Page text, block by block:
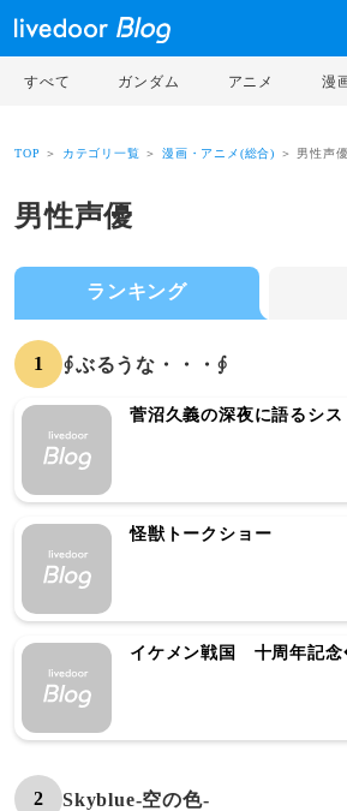
すべて ガンダム アニメ 漫
TOP ＞ カテゴリ一覧 ＞漫画・アニメ(総合) ＞ 男性声優
男性声優
ランキング
1 ∮ぶるうな・・・∮
菅沼久義の深夜に語るシス
怪獣トークショー
イケメン戦国 十周年記
2 Skyblue-空の色-